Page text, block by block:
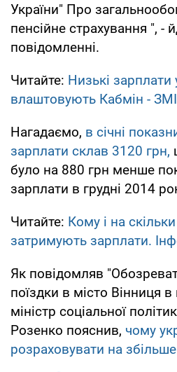
України" Про
пенсійне страхування ", -
повідомленні.
Читайте: Низькі зарплати
влаштовують Кабмін - ЗМІ
Нагадаємо, в січні
зарплати склав 3120 грн,
було на 880 грн менше
зарплати в грудні 2014
Читайте: Кому і на
затримують зарплати.
Як повідомляв
поїздки в місто Вінниця
міністр соціальної
Розенко пояснив, чому
розраховувати на